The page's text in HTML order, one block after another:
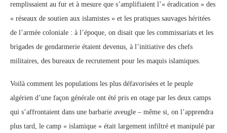
remplissaient au fur et à mesure que s’amplifiaient l’« éradication » des
« réseaux de soutien aux islamistes » et les pratiques sauvages héritées
de l’armée coloniale : à l’époque, on disait que les commissariats et les
brigades de gendarmerie étaient devenus, à l’initiative des chefs
militaires, des bureaux de recrutement pour les maquis islamiques.
Voilà comment les populations les plus défavorisées et le peuple
algérien d’une façon générale ont été pris en otage par les deux camps
qui s’affrontaient dans une barbarie aveugle – même si, on l’apprendra
plus tard, le camp « islamique » était largement infiltré et manipulé par